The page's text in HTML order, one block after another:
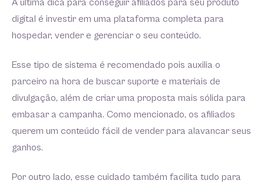
A última dica para conseguir afiliados para seu produto
digital é investir em uma plataforma completa para
hospedar, vender e gerenciar o seu conteúdo.
Esse tipo de sistema é recomendado pois auxilia o
parceiro na hora de buscar suporte e materiais de
divulgação, além de criar uma proposta mais sólida para
embasar a campanha. Como mencionado, os afiliados
querem um conteúdo fácil de vender para alavancar seus
ganhos.
Por outro lado, esse cuidado também facilita tudo para